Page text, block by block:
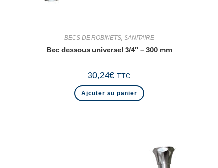
BECS DE ROBINETS, SANITAIRE
Bec dessous universel 3/4″ – 300 mm
30,24€ TTC
Ajouter au panier